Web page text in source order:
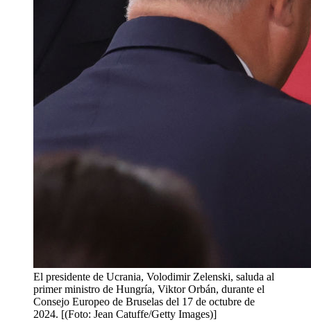
El presidente de Ucrania, Volodimir Zelenski, saluda al
primer ministro de Hungría, Viktor Orbán, durante el
Consejo Europeo de Bruselas del 17 de octubre de
2024. [(Foto: Jean Catuffe/Getty Images)]